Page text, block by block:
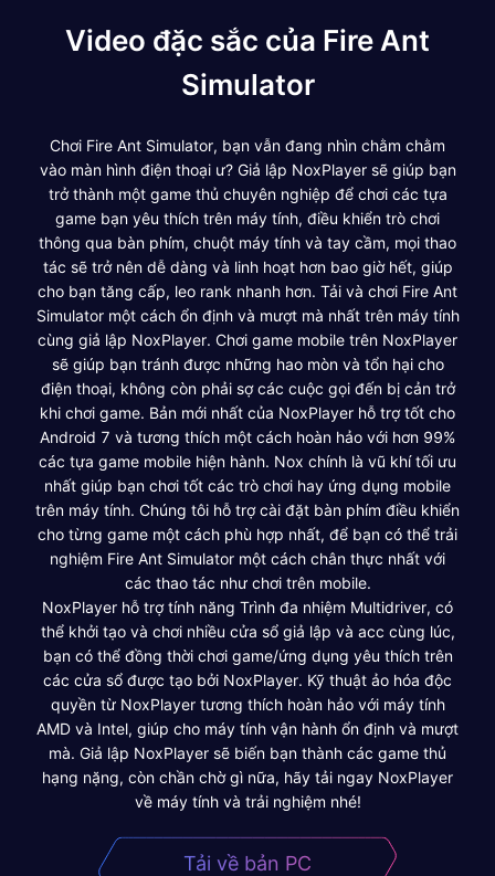
Video đặc sắc của Fire Ant
Simulator
Chơi Fire Ant Simulator, bạn vẫn đang nhìn chằm chằm
vào màn hình điện thoại ư? Giả lập NoxPlayer sẽ giúp bạn
trở thành một game thủ chuyên nghiệp để chơi các tựa
game bạn yêu thích trên máy tính, điều khiển trò chơi
thông qua bàn phím, chuột máy tính và tay cầm, mọi thao
tác sẽ trở nên dễ dàng và linh hoạt hơn bao giờ hết, giúp
cho bạn tăng cấp, leo rank nhanh hơn. Tải và chơi Fire Ant
Simulator một cách ổn định và mượt mà nhất trên máy tính
cùng giả lập NoxPlayer. Chơi game mobile trên NoxPlayer
sẽ giúp bạn tránh được những hao mòn và tổn hại cho
điện thoại, không còn phải sợ các cuộc gọi đến bị cản trở
khi chơi game. Bản mới nhất của NoxPlayer hỗ trợ tốt cho
Android 7 và tương thích một cách hoàn hảo với hơn 99%
các tựa game mobile hiện hành. Nox chính là vũ khí tối ưu
nhất giúp bạn chơi tốt các trò chơi hay ứng dụng mobile
trên máy tính. Chúng tôi hỗ trợ cài đặt bàn phím điều khiển
cho từng game một cách phù hợp nhất, để bạn có thể trải
nghiệm Fire Ant Simulator một cách chân thực nhất với
các thao tác như chơi trên mobile.
NoxPlayer hỗ trợ tính năng Trình đa nhiệm Multidriver, có
thể khởi tạo và chơi nhiều cửa sổ giả lập và acc cùng lúc,
bạn có thể đồng thời chơi game/ứng dụng yêu thích trên
các cửa sổ được tạo bởi NoxPlayer. Kỹ thuật ảo hóa độc
quyền từ NoxPlayer tương thích hoàn hảo với máy tính
AMD và Intel, giúp cho máy tính vận hành ổn định và mượt
mà. Giả lập NoxPlayer sẽ biến bạn thành các game thủ
hạng nặng, còn chần chờ gì nữa, hãy tải ngay NoxPlayer
về máy tính và trải nghiệm nhé!
Tải về bản PC